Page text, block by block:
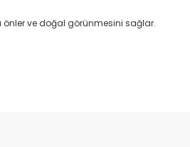
önler ve doğal görünmesini sağlar.